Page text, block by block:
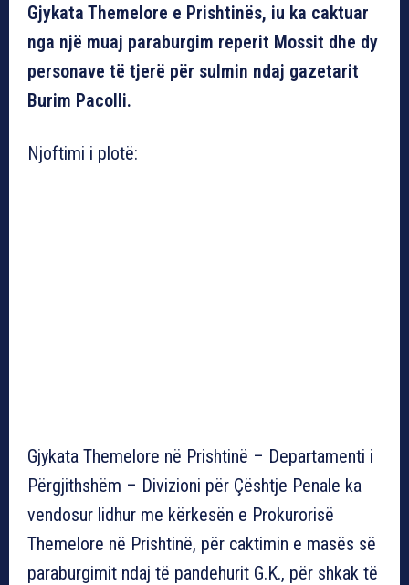
Gjykata Themelore e Prishtinës, iu ka caktuar
nga një muaj paraburgim reperit Mossit dhe dy
personave të tjerë për sulmin ndaj gazetarit
Burim Pacolli.
Njoftimi i plotë:
Gjykata Themelore në Prishtinë – Departamenti i
Përgjithshëm – Divizioni për Çështje Penale ka
vendosur lidhur me kërkesën e Prokurorisë
Themelore në Prishtinë, për caktimin e masës së
paraburgimit ndaj të pandehurit G.K., për shkak të